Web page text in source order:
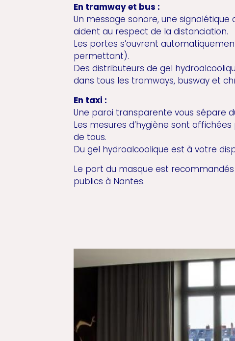
En tramway et bus :
Un message sonore, une signalétique
aident au respect de la distanciation.
Les portes s’ouvrent
permettant).
Des distributeurs de gel
dans tous les tramways, busway et
En taxi :
Une paroi transparente vous sépare
Les mesures d’hygiène sont
de tous.
Du gel hydroalcoolique est à votre
Le port du masque est
publics à Nantes.